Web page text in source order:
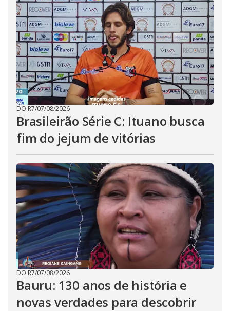
DO R7/07/08/2026
Brasileirão Série C: Ituano busca
fim do jejum de vitórias
DO R7/07/08/2026
Bauru: 130 anos de história e
novas verdades para descobrir